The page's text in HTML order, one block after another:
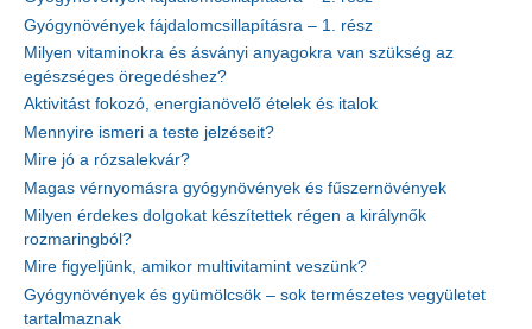
Gyógynövények fájdalomcsillapításra – 1. rész
Milyen vitaminokra és ásványi anyagokra van szükség az
egészséges öregedéshez?
Aktivitást fokozó, energianövelő ételek és italok
Mennyire ismeri a teste jelzéseit?
Mire jó a rózsalekvár?
Magas vérnyomásra gyógynövények és fűszernövények
Milyen érdekes dolgokat készítettek régen a királynők
rozmaringból?
Mire figyeljünk, amikor multivitamint veszünk?
Gyógynövények és gyümölcsök – sok természetes vegyületet
tartalmaznak